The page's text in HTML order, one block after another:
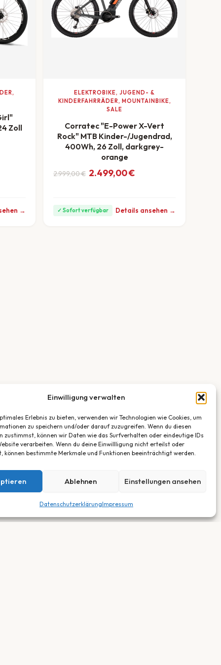
Einwilligung verwalten
Erlebnis zu bieten, verwenden wir Technologien wie Cookies, um
zu speichern und/oder darauf zuzugreifen. Wenn du diesen
zustimmst, können wir Daten wie das Surfverhalten oder eindeutige IDs
verarbeiten. Wenn du deine Einwillligung nicht erteilst oder
können bestimmte Merkmale und Funktionen beeinträchtigt werden.
Ablehnen Einstellungen ansehen
DatenschutzerklärungImpressum
Zoll
→
ELEKTROBIKE, JUGEND- &
KINDERFAHRRÄDER, MOUNTAINBIKE,
SALE
Corratec "E-Power X-Vert
Rock" MTB Kinder-/Jugendrad,
400Wh, 26 Zoll, darkgrey-
orange
2.999,00€
Ursprünglicher Preis war: 2.999,00 €
2.499,00€
Aktueller Preis ist: 2.499,00 €.
✓ Sofort verfügbar Details ansehen →